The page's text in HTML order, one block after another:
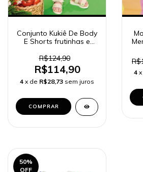
Conjunto Kukiê De Body
E Shorts frutinhas e
R$124,90
R$114,90
4 x de R$28,73 sem juros
COMPRAR
4
50%
OFF